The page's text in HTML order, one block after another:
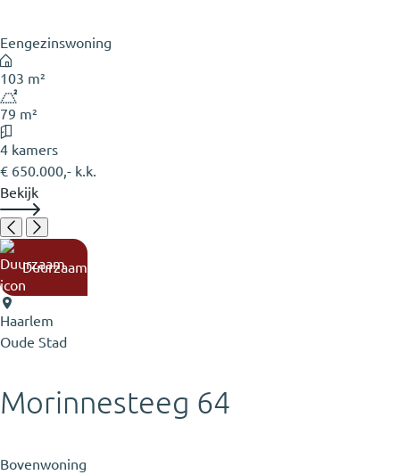
Eengezinswoning
103 m²
79 m²
4 kamers
€ 650.000,- k.k.
Bekijk
Duurzaam
Haarlem
Oude Stad
Morinnesteeg 64
Bovenwoning